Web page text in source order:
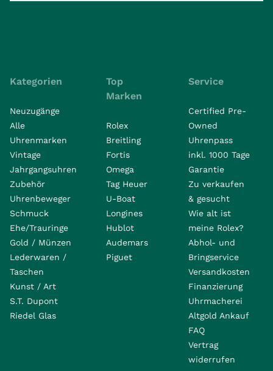
Kategorien
Neuzugänge
Alle
Uhrenmarken
Vintage
Jahrgangsuhren
Zubehör
Uhrenbeweger
Schmuck
Ehe/Trauringe
Gold / Münzen
Lederwaren /
Taschen
Kunst / Art
S.T. Dupont
Riedel Glas
Top
Marken
Rolex
Breitling
Fortis
Omega
Tag Heuer
U-Boat
Longines
Hublot
Audemars
Piguet
Service
Certified Pre-
Owned
Uhrenpass
inkl. 1000 Tage
Garantie
Zu verkaufen
& gesucht
Wie alt ist
meine Rolex?
Abhol- und
Bringservice
Versandkosten
Finanzierung
Uhrmacherei
Altgold Ankauf
FAQ
Vertrag
widerrufen